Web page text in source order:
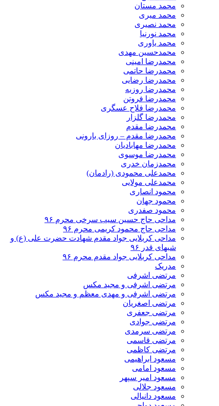
محمد مستان
محمد میری
محمد نصیری
محمد نورنیا
محمد یاوری
محمدحسین مهدی
محمدرضا امینی
محمدرضا حاتمی
محمدرضا رضایی
محمدرضا روزبه
محمدرضا فروتن
محمدرضا فلاح عسگری
محمدرضا گلزار
محمدرضا مقدم
محمدرضا مقدم – روزای بارونی
محمدرضا مهابادیان
محمدرضا موسوی
محمدزمان خدری
محمدعلی محمودی (رادمان)
محمدعلی مولایی
محمود انصاری
محمود جهان
محمود صفدری
مداحی حاج حسین سیب سرخی محرم ۹۶
مداحی حاج محمود کریمی محرم ۹۶
مداحی کربلایی جواد مقدم شهادت حضرت علی (ع) و
شبهای قدر ۹۶
مداحی کربلایی جواد مقدم محرم ۹۶
مدریک
مرتضی اشرفی
مرتضی اشرفی و مجید مکس
مرتضی اشرفی و مهدی معظم و مجید مکس
مرتضی اصغریان
مرتضی جعفری
مرتضی جوادی
مرتضی سرمدی
مرتضی قاسمی
مرتضی کاظمی
مسعود ابراهیمی
مسعود امامی
مسعود امیر سپهر
مسعود جلالی
مسعود دانیالی